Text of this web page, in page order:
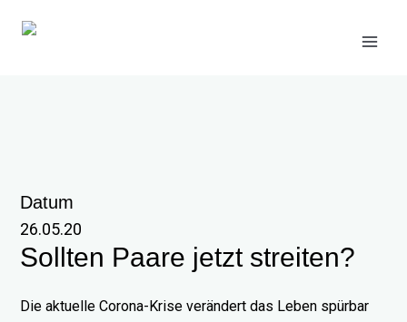
Inhalt
Datum
26.05.20
Sollten Paare jetzt streiten?
Die aktuelle Corona-Krise verändert das Leben spürbar